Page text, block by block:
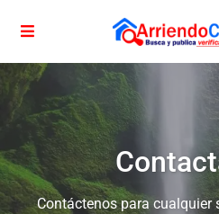
Contáctenos para